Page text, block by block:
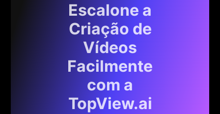
Escalone a
Criação de
Vídeos
Facilmente
com a
TopView.ai